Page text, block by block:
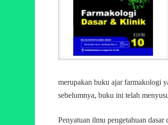
merupakan buku ajar farmakologi
sebelumnya, buku ini telah
Penyatuan ilmu pengetahuan